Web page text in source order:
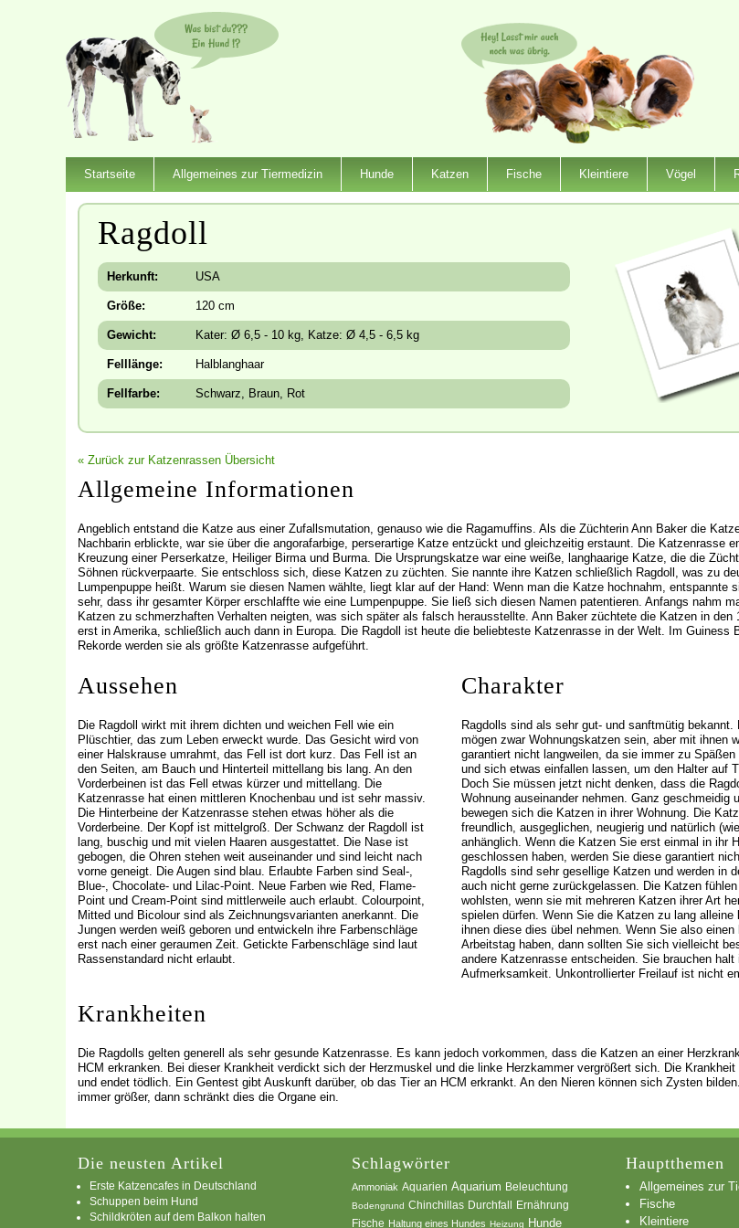
Startseite Allgemeines zur Tiermedizin Hunde Katzen Fische Kleintiere Vögel
Ragdoll
Herkunft: USA
Größe: 120 cm
Gewicht: Kater: Ø 6,5 - 10 kg, Katze: Ø 4,5 - 6,5 kg
Felllänge: Halblanghaar
Fellfarbe: Schwarz, Braun, Rot
« Zurück zur Katzenrassen Übersicht
Allgemeine Informationen
Angeblich entstand die Katze aus einer Zufallsmutation, genauso wie die Ragamuffins. Als die Züchterin Ann Baker die
Nachbarin erblickte, war sie über die angorafarbige, perserartige Katze entzückt und gleichzeitig erstaunt. Die Katzenrasse
Kreuzung einer Perserkatze, Heiliger Birma und Burma. Die Ursprungskatze war eine weiße, langhaarige Katze, die die
Söhnen rückverpaarte. Sie entschloss sich, diese Katzen zu züchten. Sie nannte ihre Katzen schließlich Ragdoll, was zu
Lumpenpuppe heißt. Warum sie diesen Namen wählte, liegt klar auf der Hand: Wenn man die Katze hochnahm, entspannte
sehr, dass ihr gesamter Körper erschlaffte wie eine Lumpenpuppe. Sie ließ sich diesen Namen patentieren. Anfangs nahm
Katzen zu schmerzhaften Verhalten neigten, was sich später als falsch herausstellte. Ann Baker züchtete die Katzen in den
erst in Amerika, schließlich auch dann in Europa. Die Ragdoll ist heute die beliebteste Katzenrasse in der Welt. Im Guiness
Rekorde werden sie als größte Katzenrasse aufgeführt.
Aussehen
Die Ragdoll wirkt mit ihrem dichten und weichen Fell wie ein
Plüschtier, das zum Leben erweckt wurde. Das Gesicht wird von
einer Halskrause umrahmt, das Fell ist dort kurz. Das Fell ist an
den Seiten, am Bauch und Hinterteil mittellang bis lang. An den
Vorderbeinen ist das Fell etwas kürzer und mittellang. Die
Katzenrasse hat einen mittleren Knochenbau und ist sehr massiv.
Die Hinterbeine der Katzenrasse stehen etwas höher als die
Vorderbeine. Der Kopf ist mittelgroß. Der Schwanz der Ragdoll ist
lang, buschig und mit vielen Haaren ausgestattet. Die Nase ist
gebogen, die Ohren stehen weit auseinander und sind leicht nach
vorne geneigt. Die Augen sind blau. Erlaubte Farben sind Seal-,
Blue-, Chocolate- und Lilac-Point. Neue Farben wie Red, Flame-
Point und Cream-Point sind mittlerweile auch erlaubt. Colourpoint,
Mitted und Bicolour sind als Zeichnungsvarianten anerkannt. Die
Jungen werden weiß geboren und entwickeln ihre Farbenschläge
erst nach einer geraumen Zeit. Getickte Farbenschläge sind laut
Rassenstandard nicht erlaubt.
Charakter
Ragdolls sind als sehr gut- und sanftmütig bekannt.
mögen zwar Wohnungskatzen sein, aber mit ihnen
garantiert nicht langweilen, da sie immer zu
und sich etwas einfallen lassen, um den Halter auf
Doch Sie müssen jetzt nicht denken, dass die
Wohnung auseinander nehmen. Ganz geschmeidig
bewegen sich die Katzen in ihrer Wohnung. Die
freundlich, ausgeglichen, neugierig und natürlich
anhänglich. Wenn die Katzen Sie erst einmal in ihr
geschlossen haben, werden Sie diese garantiert
Ragdolls sind sehr gesellige Katzen und werden in
auch nicht gerne zurückgelassen. Die Katzen
wohlsten, wenn sie mit mehreren Katzen ihrer Art
spielen dürfen. Wenn Sie die Katzen zu lang alleine
ihnen diese dies übel nehmen. Wenn Sie also einen
Arbeitstag haben, dann sollten Sie sich vielleicht
andere Katzenrasse entscheiden. Sie brauchen halt
Aufmerksamkeit. Unkontrollierter Freilauf ist nicht
Krankheiten
Die Ragdolls gelten generell als sehr gesunde Katzenrasse. Es kann jedoch vorkommen, dass die Katzen an einer
HCM erkranken. Bei dieser Krankheit verdickt sich der Herzmuskel und die linke Herzkammer vergrößert sich. Die
und endet tödlich. Ein Gentest gibt Auskunft darüber, ob das Tier an HCM erkrankt. An den Nieren können sich Zysten
immer größer, dann schränkt dies die Organe ein.
Die neusten Artikel
Erste Katzencafes in Deutschland
Schuppen beim Hund
Schildkröten auf dem Balkon halten
Schlagwörter
Ammoniak Aquarien Aquarium Beleuchtung
Bodengrund Chinchillas Durchfall Ernährung
Fische Haltung eines Hundes Heizung Hunde
Hauptthemen
Allgemeines zur
Fische
Kleintiere